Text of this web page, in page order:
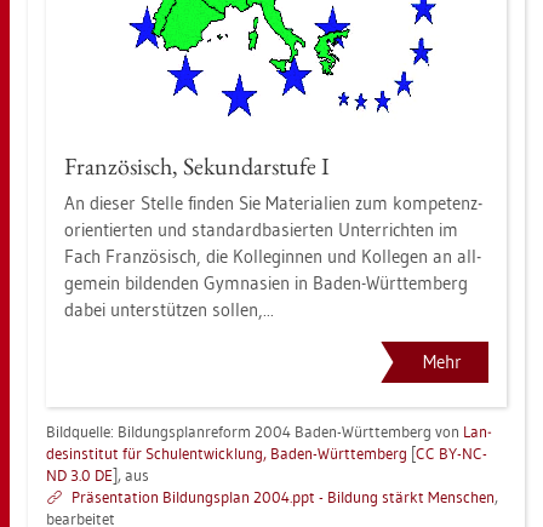
Fran­zö­sisch, Se­kun­dar­stu­fe I
An die­ser Stel­le fin­den Sie Ma­te­ria­li­en zum kom­pe­tenz­
ori­en­tier­ten und stan­dard­ba­sier­ten Un­ter­rich­ten im
Fach Fran­zö­sisch, die Kol­le­gin­nen und Kol­le­gen an all­
ge­mein bil­den­den Gym­na­si­en in Baden-Würt­tem­berg
dabei un­ter­stüt­zen sol­len,...
Mehr
Bild­quel­le: Bil­dungs­plan­re­form 2004 Baden-Würt­tem­berg von Lan­
des­in­sti­tut für Schul­ent­wick­lung, Baden-Würt­tem­berg [CC BY-NC-
ND 3.0 DE], aus
Prä­sen­ta­ti­on Bil­dungs­plan 2004.​ppt - Bil­dung stärkt Men­schen,
be­ar­bei­tet